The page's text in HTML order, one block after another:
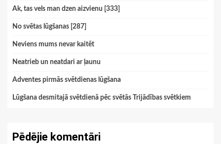
Ak, tas vels man dzen aizvienu [333]
No svētas lūgšanas [287]
Neviens mums nevar kaitēt
Neatrieb un neatdari ar ļaunu
Adventes pirmās svētdienas lūgšana
Lūgšana desmitajā svētdienā pēc svētās Trijādības svētkiem
Pēdējie komentāri